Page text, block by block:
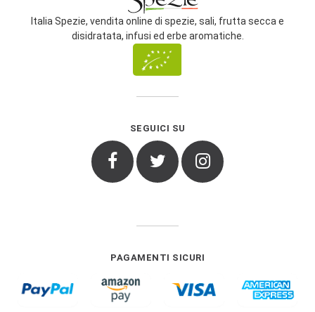
Italia Spezie, vendita online di spezie, sali, frutta secca e
disidratata, infusi ed erbe aromatiche.
SEGUICI SU
Facebook Twitter Instagram
PAGAMENTI SICURI